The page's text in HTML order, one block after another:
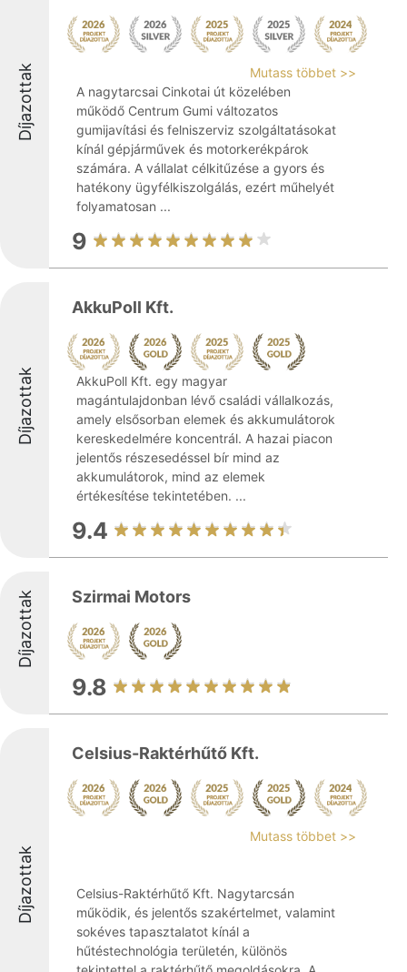
Díjazottak
Mutass többet >>
A nagytarcsai Cinkotai út közelében
működő Centrum Gumi változatos
gumijavítási és felniszerviz szolgáltatásokat
kínál gépjárművek és motorkerékpárok
számára. A vállalat célkitűzése a gyors és
hatékony ügyfélkiszolgálás, ezért műhelyét
folyamatosan ...
9
Díjazottak
AkkuPoll Kft.
AkkuPoll Kft. egy magyar
magántulajdonban lévő családi vállalkozás,
amely elsősorban elemek és akkumulátorok
kereskedelmére koncentrál. A hazai piacon
jelentős részesedéssel bír mind az
akkumulátorok, mind az elemek
értékesítése tekintetében. ...
9.4
Díjazottak Szirmai Motors
9.8
Díjazottak
Celsius-Raktérhűtő Kft.
Mutass többet >>
Celsius-Raktérhűtő Kft. Nagytarcsán
működik, és jelentős szakértelmet, valamint
sokéves tapasztalatot kínál a
hűtéstechnológia területén, különös